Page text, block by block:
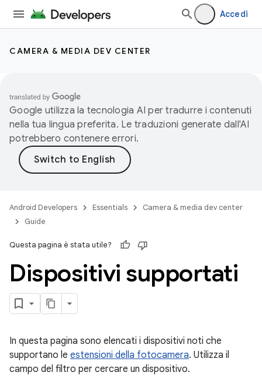
Accedi
CAMERA & MEDIA DEV CENTER
Google utilizza la tecnologia AI per tradurre i contenuti
nella tua lingua preferita. Le traduzioni generate dall'AI
potrebbero contenere errori.
Android Developers Essentials
Camera & media dev center
Guide
Questa pagina è stata utile?
Dispositivi supportati
In questa pagina sono elencati i dispositivi noti che
supportano le estensioni della fotocamera. Utilizza il
campo del filtro per cercare un dispositivo.